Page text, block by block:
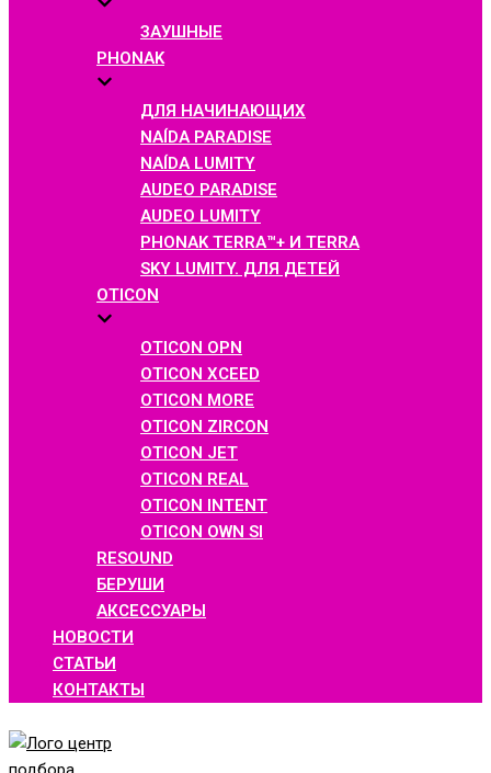
ЗАУШНЫЕ
PHONAK
ДЛЯ НАЧИНАЮЩИХ
NAÍDA PARADISE
NAÍDA LUMITY
AUDEO PARADISE
AUDEO LUMITY
PHONAK TERRA™+ И TERRA
SKY LUMITY. ДЛЯ ДЕТЕЙ
OTICON
OTICON OPN
OTICON XCEED
OTICON MORE
OTICON ZIRCON
OTICON JET
OTICON REAL
OTICON INTENT
OTICON OWN SI
RESOUND
БЕРУШИ
АКСЕССУАРЫ
НОВОСТИ
СТАТЬИ
КОНТАКТЫ